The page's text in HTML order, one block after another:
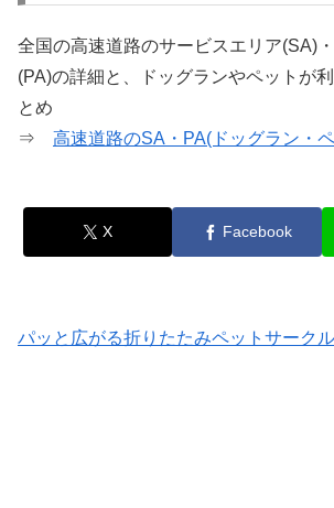
全国の高速道路のサービスエリア(SA)
(PA)の詳細と、ドッグランやペットが
とめ
⇒ 高速道路のSA・PA(ドッグラン・
X Facebook